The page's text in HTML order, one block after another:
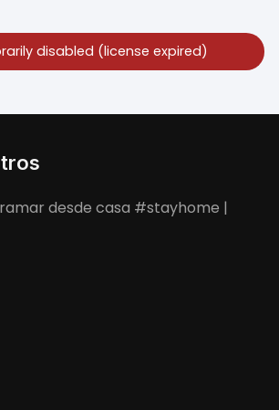
desde casa #stayhome |